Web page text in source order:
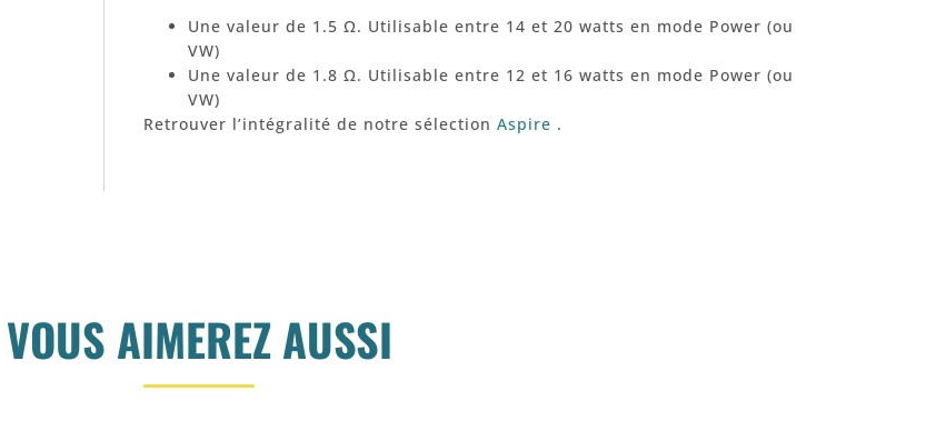
Une valeur de 1.5 Ω. Utilisable entre 14 et 20 watts en mode Power (ou
VW)
Une valeur de 1.8 Ω. Utilisable entre 12 et 16 watts en mode Power (ou
VW)
Retrouver l’intégralité de notre sélection Aspire .
VOUS AIMEREZ AUSSI